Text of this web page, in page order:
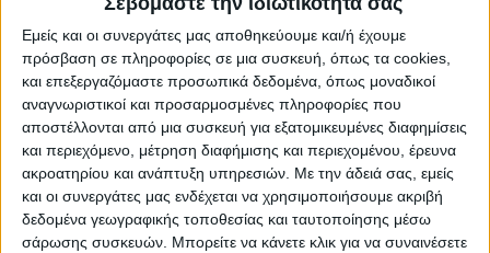
Εμείς και οι συνεργάτες μας αποθηκεύουμε και/ή έχουμε
πρόσβαση σε πληροφορίες σε μια συσκευή, όπως τα cookies,
και επεξεργαζόμαστε προσωπικά δεδομένα, όπως μοναδικοί
αναγνωριστικοί και προσαρμοσμένες πληροφορίες που
αποστέλλονται από μια συσκευή για εξατομικευμένες διαφημίσεις
και περιεχόμενο, μέτρηση διαφήμισης και περιεχομένου, έρευνα
ακροατηρίου και ανάπτυξη υπηρεσιών. Με την άδειά σας, εμείς
και οι συνεργάτες μας ενδέχεται να χρησιμοποιήσουμε ακριβή
δεδομένα γεωγραφικής τοποθεσίας και ταυτοποίησης μέσω
σάρωσης συσκευών. Μπορείτε να κάνετε κλικ για να συναινέσετε
WEB TV
Προετοιμασία Δόξας Μασχολουρίου